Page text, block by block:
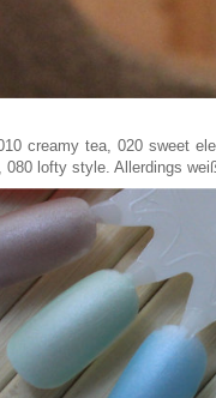
creamy tea, 020 sweet
080 lofty style. Allerdings